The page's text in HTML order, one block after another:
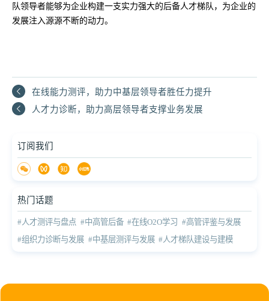
队领导者能够为企业构建一支实力强大的后备人才梯队，为企业的
发展注入源源不断的动力。
在线能力测评，助力中基层领导者胜任力提升
人才力诊断，助力高层领导者支撑业务发展
订阅我们
热门话题
#人才测评与盘点 #中高管后备 #在线O2O学习 #高管评鉴与发展
#组织力诊断与发展 #中基层测评与发展 #人才梯队建设与建模